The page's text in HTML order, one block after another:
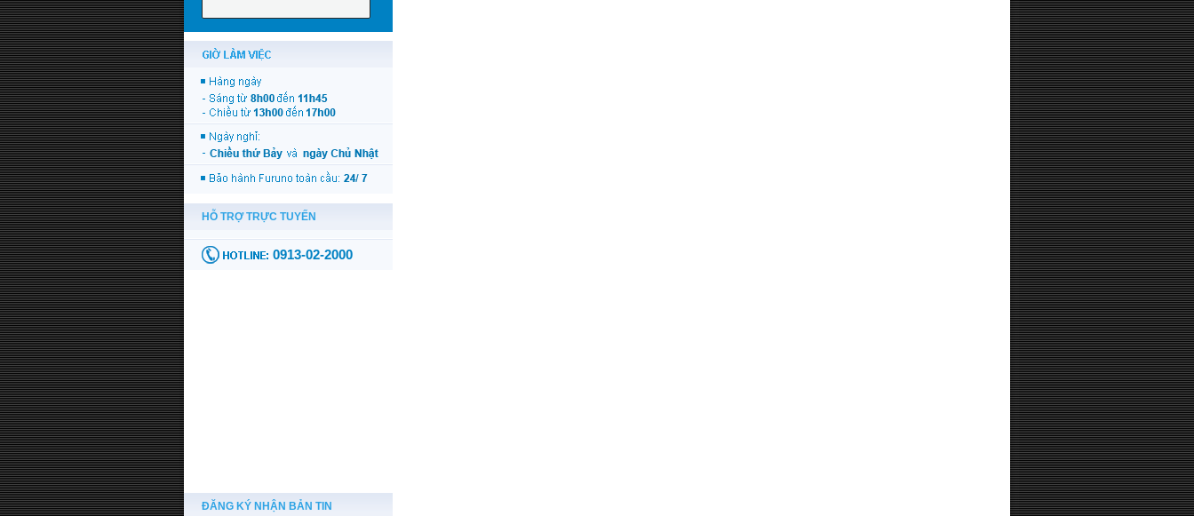
ĐĂNG KÝ NHẬN BẢN TIN